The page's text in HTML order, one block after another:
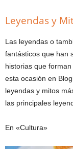
Leyendas y
Las leyendas o
fantásticos que han
historias que
esta ocasión en
leyendas y mitos
las principales
En «Cultura»